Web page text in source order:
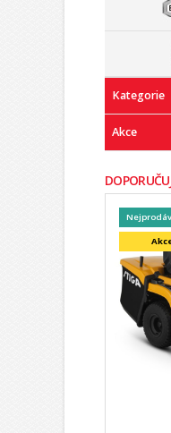
Kategorie
Akce